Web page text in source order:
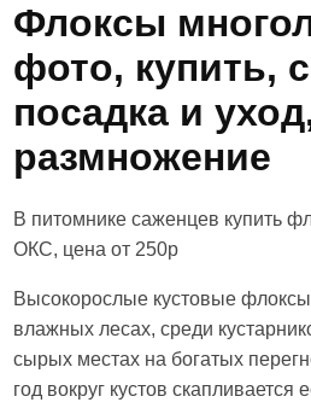
Флоксы
фото, купить,
посадка и
размножение
В питомнике саженцев купить
ОКС, цена от 250р
Высокорослые кустовые
влажных лесах, среди
сырых местах на богатых
год вокруг кустов